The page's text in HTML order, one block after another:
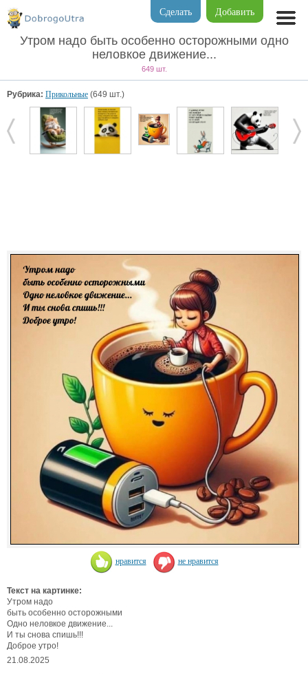
Добавить
Сделать
Утром надо быть особенно осторожными одно
неловкое движение...
649 шт.
Рубрика: Прикольные (649 шт.)
нравится не нравится
Текст на картинке:
Утром надо
быть особенно осторожными
Одно неловкое движение...
И ты снова спишь!!!
Доброе утро!
21.08.2025